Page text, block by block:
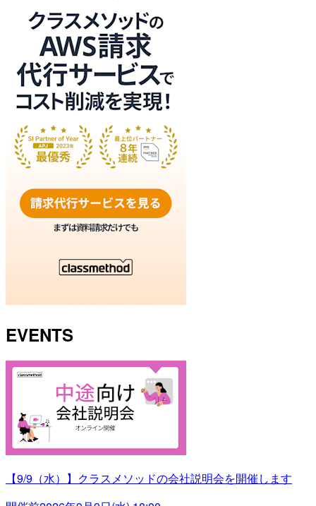
EVENTS
【9/9（水）】クラスメソッドの会社説明会を開催します